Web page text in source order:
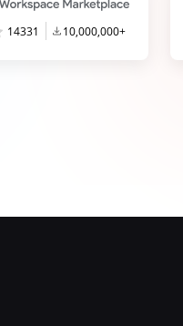
14331 10,000,000+